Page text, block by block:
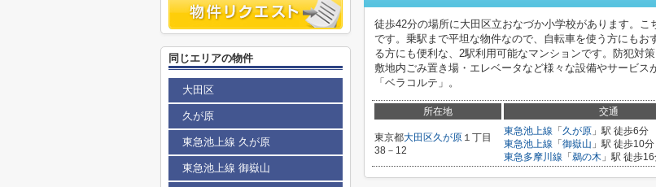
徒歩42分の場所に大田区立おなづか小学校があります。
です。乗駅まで平坦な物件なので、自転車を使う方にも
る方にも便利な、2駅利用可能なマンションです。防犯対
敷地内ごみ置き場・エレベータなど様々な設備やサービス
「ベラコルテ」。
所在地 交通
東京都大田区久が原 １丁目
38－12
東急池上線 「 久が原 」駅 徒歩6分
東急池上線 「 御嶽山 」駅 徒歩10分
東急多摩川線 「 鵜の木 」駅 徒歩
同じエリアの物件
大田区
久が原
東急池上線 久が原
東急池上線 御嶽山